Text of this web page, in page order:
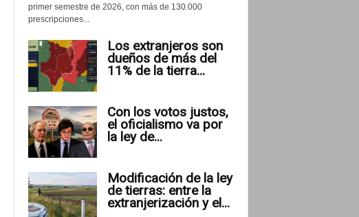
primer semestre de 2026, con más de 130.000
prescripciones...
Los extranjeros son
dueños de más del
11% de la tierra...
Con los votos justos,
el oficialismo va por
la ley de...
Modificación de la ley
de tierras: entre la
extranjerización y el...